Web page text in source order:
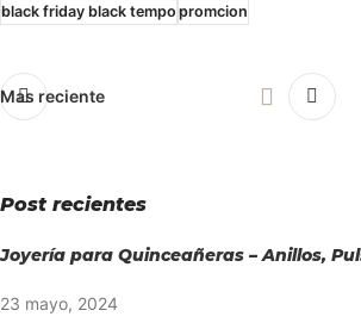
black friday black tempo promcion
Mas reciente
Post recientes
Joyería para Quinceañeras – Anillos,
23 mayo, 2024